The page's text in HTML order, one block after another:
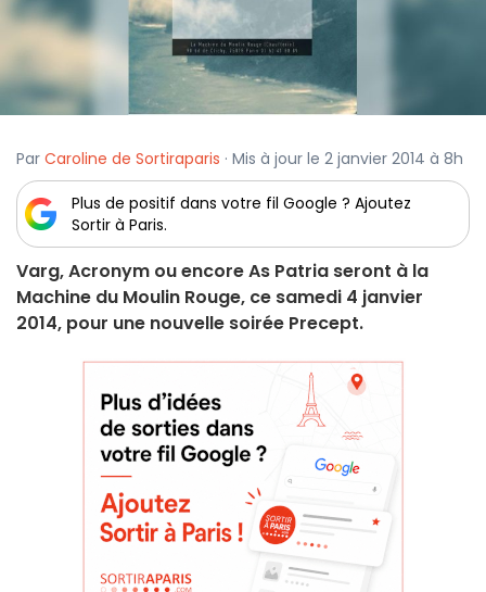
Par Caroline de Sortiraparis · Mis à jour le 2 janvier 2014 à 8h
Plus de positif dans votre fil Google ? Ajoutez
Sortir à Paris.
Varg, Acronym ou encore As Patria seront à la
Machine du Moulin Rouge, ce samedi 4 janvier
2014, pour une nouvelle soirée Precept.